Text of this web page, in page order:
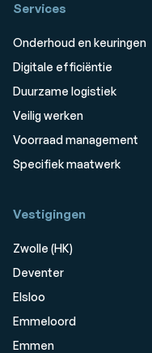
Services
Onderhoud en keuringen
Digitale efficiëntie
Duurzame logistiek
Veilig werken
Voorraad management
Specifiek maatwerk
Vestigingen
Zwolle (HK)
Deventer
Elsloo
Emmeloord
Emmen